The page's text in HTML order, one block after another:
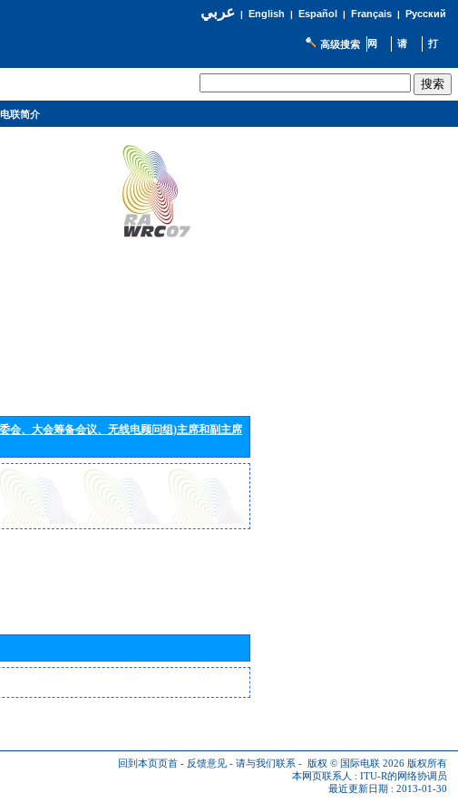
عربي| English | Español | Français| Русский
高级搜索
会、大会筹备会议、无线电顾问组)主席和副主席
回到本页页首 - 反馈意见 - 请与我们联系 - 版权 © 国际电联 2026 版权所有
本网页联系人 : ITU-R的网络协调员
最近更新日期 : 2013-01-30
联简介